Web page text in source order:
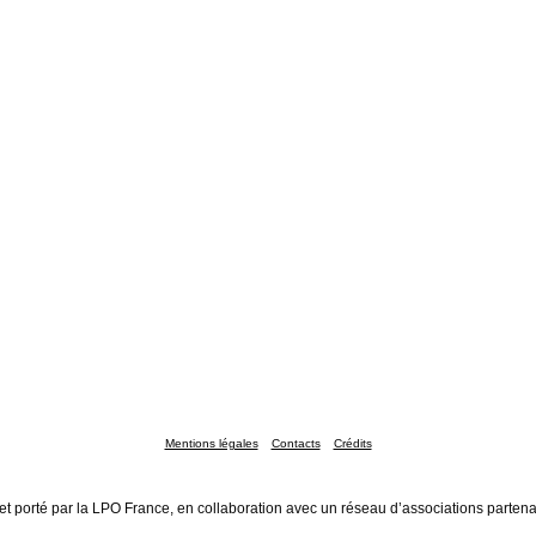
Mentions légales Contacts Crédits
porté par la LPO France, en collaboration avec un réseau d’associations